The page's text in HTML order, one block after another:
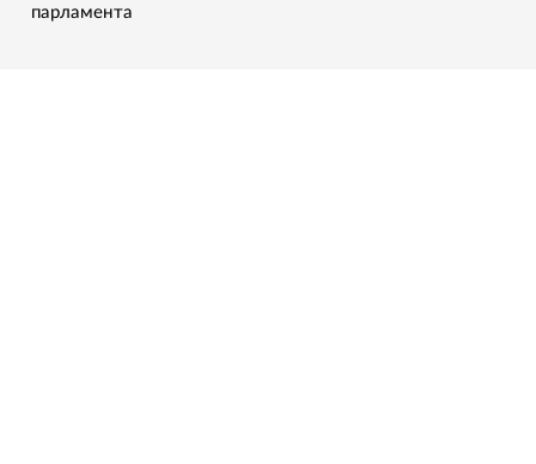
парламента